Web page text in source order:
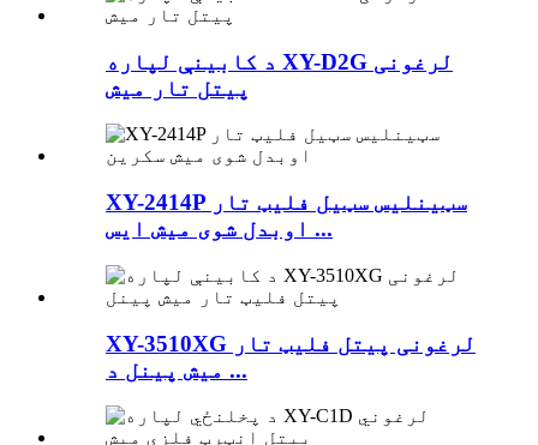
د کابینې لپاره XY-D2G لرغونی
پیتل تار میش
XY-2414P سټینلیس سټیل فلیټ تار
اوبدل شوی میش ایس ...
XY-3510XG لرغونی پیتل فلیټ تار
میش پینل د ...